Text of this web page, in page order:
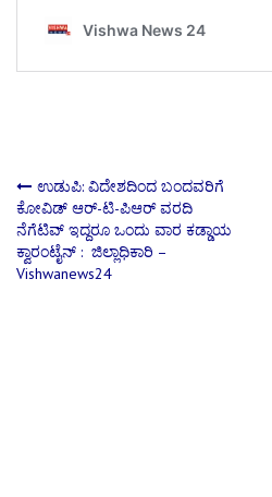
Post
navigation
ಉಡುಪಿ: ವಿದೇಶದಿಂದ ಬಂದವರಿಗೆ
ಕೋವಿಡ್ ಆರ್‌-ಟಿ-ಪಿಆರ್‌ ವರದಿ
ನೆಗೆಟಿವ್ ಇದ್ದರೂ ಒಂದು ವಾರ ಕಡ್ಡಾಯ
ಕ್ವಾರಂಟೈನ್ : ಜಿಲ್ಲಾಧಿಕಾರಿ –
Vishwanews24